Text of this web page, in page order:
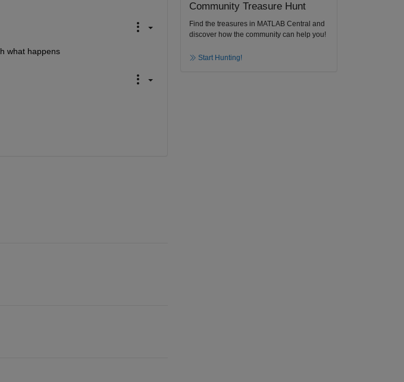
what happens
Community Treasure Hunt
Find the treasures in MATLAB Central and
discover how the community can help you!
Start Hunting!